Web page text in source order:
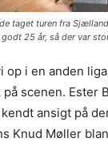
taget turen fra
25 år, så der var
op i en anden
scenen. Ester
ansigt på
Knud Møller